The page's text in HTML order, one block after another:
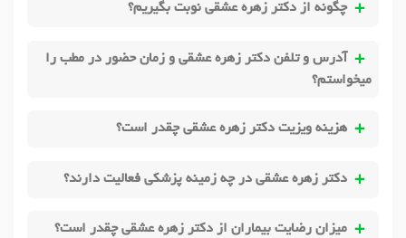
چگونه از دکتر زهره عشقی نوبت بگیریم؟
آدرس و تلفن دکتر زهره عشقی و زمان حضور در مطب را
میخواستم؟
هزینه ویزیت دکتر زهره عشقی چقدر است؟
دکتر زهره عشقی در چه زمینه پزشکی فعالیت دارند؟
میزان رضایت بیماران از دکتر زهره عشقی چقدر است؟